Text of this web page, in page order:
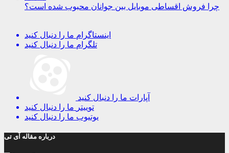
چرا فروش اقساطی موبایل بین جوانان محبوب شده است؟
اینستاگرام ما را دنبال کنید
تلگرام ما را دنبال کنید
آپارات ما را دنبال کنید
توییتر ما را دنبال کنید
یوتیوب ما را دنبال کنید
درباره مقاله آی تی